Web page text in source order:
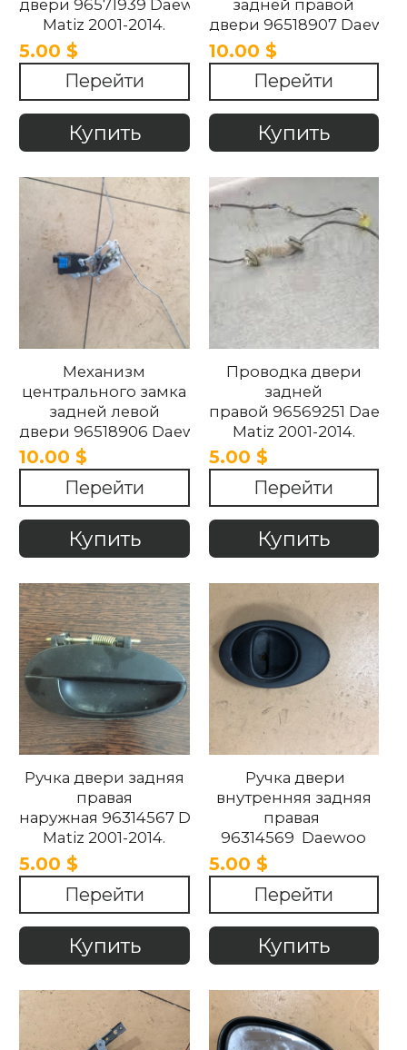
двери 96571939 Daewoo
Matiz 2001-2014.
5.00 $
Перейти
Купить
задней правой
двери 96518907 Daewoo
Matiz 2001-2014.
10.00 $
Перейти
Купить
Механизм
центрального замка
задней левой
двери 96518906 Daewoo
Matiz 2001-2014.
10.00 $
Перейти
Купить
Проводка двери
задней
правой 96569251
Matiz 2001-2014.
5.00 $
Перейти
Купить
Ручка двери задняя
правая
наружная 96314567 Daewoo
Matiz 2001-2014.
5.00 $
Перейти
Купить
Ручка двери
внутренняя задняя
правая
96314569 Daewoo
Matiz 2001-2014
5.00 $
Перейти
Купить